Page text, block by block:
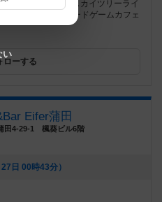
ビバ🐝です。東武スカイツリーライ
ボードゲーム #ボードゲームカフェ
ローする
Eifer蒲田
田4-29-1 楓葵ビル6階
日 00時43分）
い